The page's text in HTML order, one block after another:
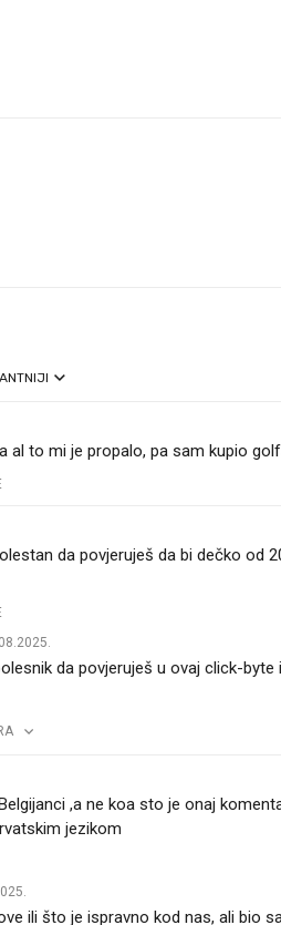
al to mi je propalo, pa sam kupio
da povjeruješ da bi dečko od
da povjeruješ u ovaj click-
,a ne koa sto je onaj
jezikom
ili što je ispravno kod nas, ali bio